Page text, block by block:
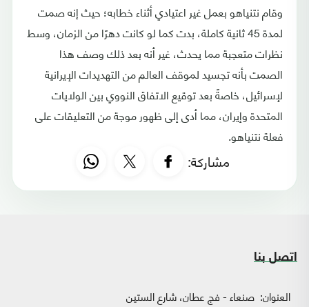
وقام نتنياهو بعمل غير اعتيادي أثناء خطابه؛ حيث إنه صمت
لمدة 45 ثانية كاملة، بدت كما لو كانت دهرًا من الزمان، وسط
نظرات متعجبة مما يحدث، غير أنه بعد ذلك وصف هذا
الصمت بأنه تجسيد لموقف العالم من التهديدات الإيرانية
لإسرائيل، خاصةً بعد توقيع الاتفاق النووي بين الولايات
المتحدة وإيران، مما أدى إلى ظهور موجة من التعليقات على
فعلة نتنياهو.
مشاركة:
اتصل بنا
العنوان: صنعاء - فج عطان، شارع الستين